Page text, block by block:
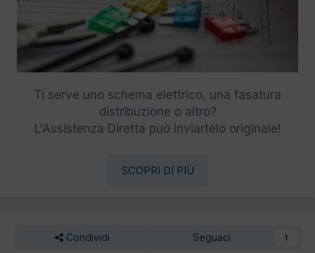
Ti serve uno schema elettrico, una fasatura
distribuzione o altro?
L'Assistenza Diretta può inviartelo originale!
SCOPRI DI PIÙ
Condividi Seguaci 1